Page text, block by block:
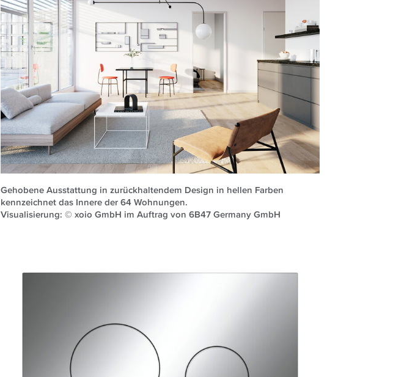
Gehobene Ausstattung in zurückhaltendem Design in hellen Farben
kennzeichnet das Innere der 64 Wohnungen.
Visualisierung: © xoio GmbH im Auftrag von 6B47 Germany GmbH